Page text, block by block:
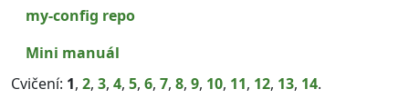
my-config repo
Mini manuál
Cvičení: 1, 2, 3, 4, 5, 6, 7, 8, 9, 10, 11, 12, 13, 14.